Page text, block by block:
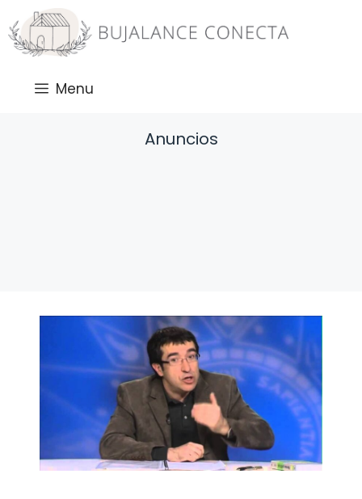
Saltar
al
contenido
Menu
Anuncios